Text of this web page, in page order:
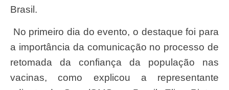
Brasil.
No primeiro dia do evento, o destaque foi para
a importância da comunicação no processo de
retomada da confiança da população nas
vacinas, como explicou a representante